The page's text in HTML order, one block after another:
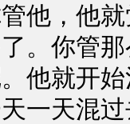
他，他
。你管
他就开
一天混